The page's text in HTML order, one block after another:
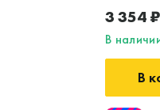
3 354 ₽
В
В